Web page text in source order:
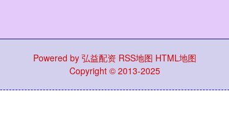
Powered by 弘益配资 RSS地图 HTML地图
Copyright © 2013-2025